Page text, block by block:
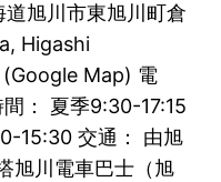
旭川市東旭川町倉
Higashi
Map) 電
： 夏季9:30-17:15
15:30 交通： 由旭
旭川電車巴士（旭